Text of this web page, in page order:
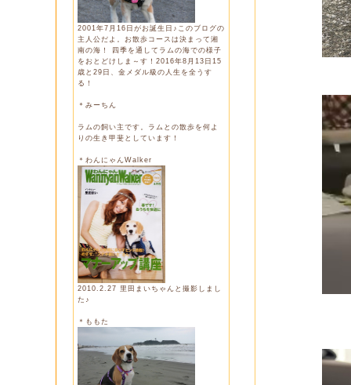
2001年7月16日がお誕生日♪このブログの
主人公だよ。お散歩コースは決まって湘
南の海！ 四季を通してラムの海での様子
をおとどけしま～す！2016年8月13日15
歳と29日、金メダル級の人生を全うす
る！
＊みーちん
ラムの飼い主です。ラムとの散歩を何よ
りの生き甲斐としています！
＊わんにゃんWalker
2010.2.27 里田まいちゃんと撮影しまし
た♪
＊ももた